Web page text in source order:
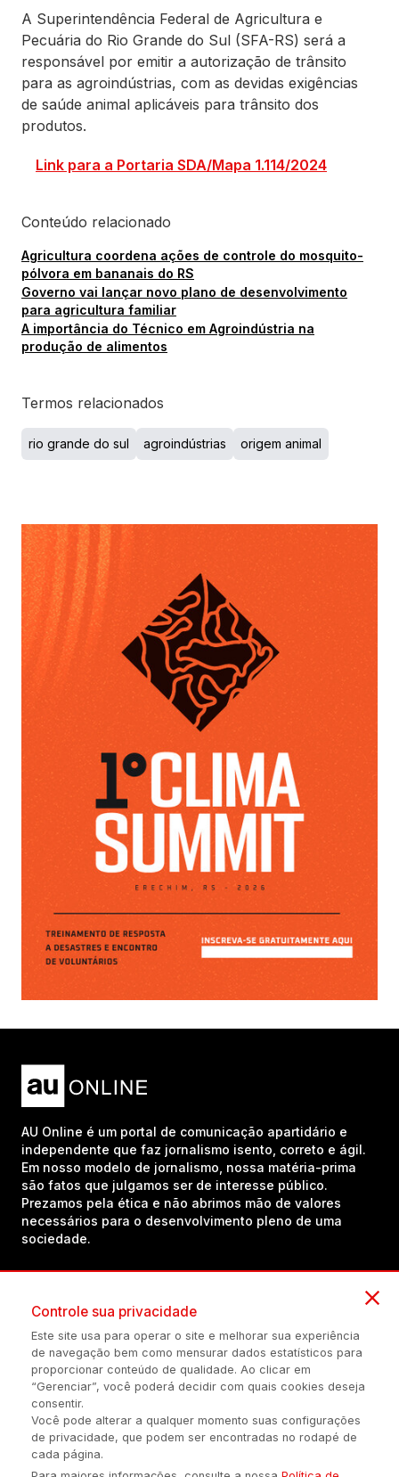
A Superintendência Federal de Agricultura e
Pecuária do Rio Grande do Sul (SFA-RS) será a
responsável por emitir a autorização de trânsito
para as agroindústrias, com as devidas exigências
de saúde animal aplicáveis para trânsito dos
produtos.
Link para a Portaria SDA/Mapa 1.114/2024
Conteúdo relacionado
Agricultura coordena ações de controle do mosquito-
pólvora em bananais do RS
Governo vai lançar novo plano de desenvolvimento
para agricultura familiar
A importância do Técnico em Agroindústria na
produção de alimentos
Termos relacionados
rio grande do sul agroindústrias origem animal
AU Online é um portal de comunicação apartidário e
independente que faz jornalismo isento, correto e ágil.
Em nosso modelo de jornalismo, nossa matéria-prima
são fatos que julgamos ser de interesse público.
Prezamos pela ética e não abrimos mão de valores
necessários para o desenvolvimento pleno de uma
sociedade.
(54) 98434-8385
Política de privacidade Configuração de Cookies Quem Somos
Controle sua privacidade
Este site usa para operar o site e melhorar sua experiência
de navegação bem como mensurar dados estatísticos para
proporcionar conteúdo de qualidade. Ao clicar em
“Gerenciar”, você poderá decidir com quais cookies deseja
consentir.
Você pode alterar a qualquer momento suas configurações
de privacidade, que podem ser encontradas no rodapé de
cada página.